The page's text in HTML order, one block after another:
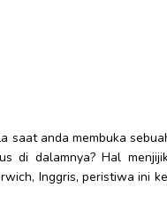
saat anda membuka
di dalamnya? Hal
Inggris, peristiwa ini